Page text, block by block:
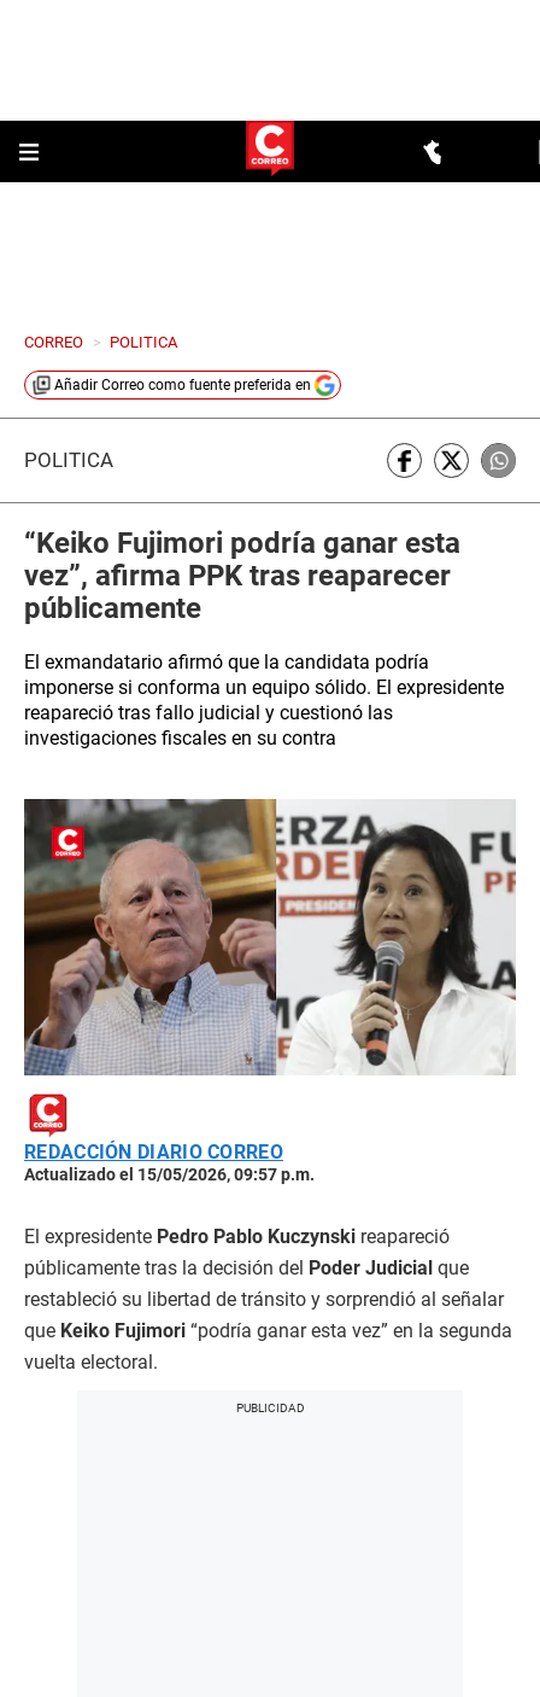
CORREO > POLITICA
Añadir Correo como fuente preferida en
POLÍTICA
“Keiko Fujimori podría ganar esta
vez”, afirma PPK tras reaparecer
públicamente
El exmandatario afirmó que la candidata podría
imponerse si conforma un equipo sólido. El expresidente
reapareció tras fallo judicial y cuestionó las
investigaciones fiscales en su contra
REDACCIÓN DIARIO CORREO
Actualizado el 15/05/2026, 09:57 p.m.
El expresidente Pedro Pablo Kuczynski reapareció
públicamente tras la decisión del Poder Judicial que
restableció su libertad de tránsito y sorprendió al señalar
que Keiko Fujimori “podría ganar esta vez” en la segunda
vuelta electoral.